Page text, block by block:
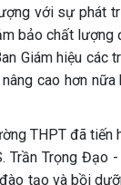
với sự phát
bảo chất
Giám hiệu các
cao hơn
THPT đã
Trọng Đạo
tạo và bồi